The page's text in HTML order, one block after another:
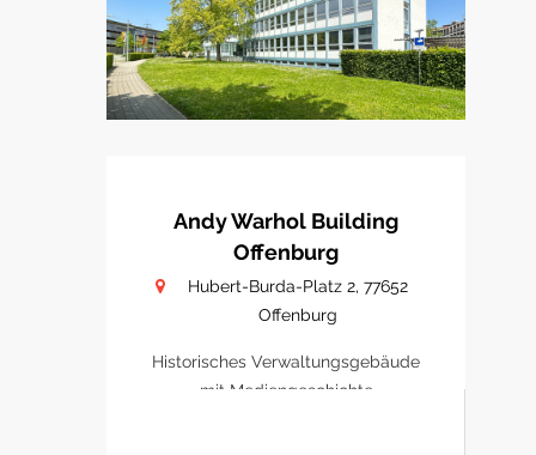
Andy Warhol Building
Offenburg
Hubert-Burda-Platz 2, 77652
Offenburg
Historisches Verwaltungsgebäude
mit Mediengeschichte